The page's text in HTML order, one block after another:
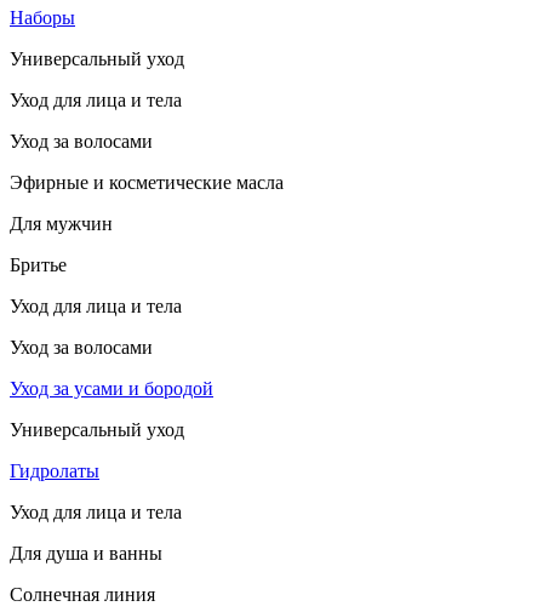
Наборы
Универсальный уход
Уход для лица и тела
Уход за волосами
Эфирные и косметические масла
Для мужчин
Бритье
Уход для лица и тела
Уход за волосами
Уход за усами и бородой
Универсальный уход
Гидролаты
Уход для лица и тела
Для душа и ванны
Солнечная линия